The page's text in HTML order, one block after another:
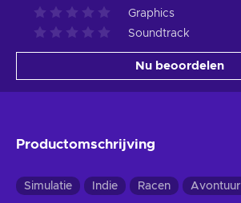
Graphics
Soundtrack
Nu beoordelen
Productomschrijving
Simulatie Indie Racen Avontuur